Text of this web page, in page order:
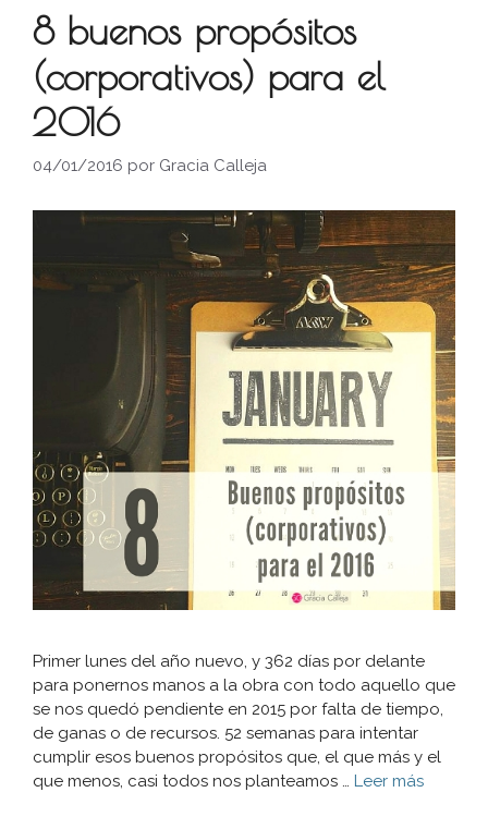
8 buenos propósitos
(corporativos) para el
2016
04/01/2016 por Gracia Calleja
Primer lunes del año nuevo, y 362 días por delante
para ponernos manos a la obra con todo aquello que
se nos quedó pendiente en 2015 por falta de tiempo,
de ganas o de recursos. 52 semanas para intentar
cumplir esos buenos propósitos que, el que más y el
que menos, casi todos nos planteamos … Leer más